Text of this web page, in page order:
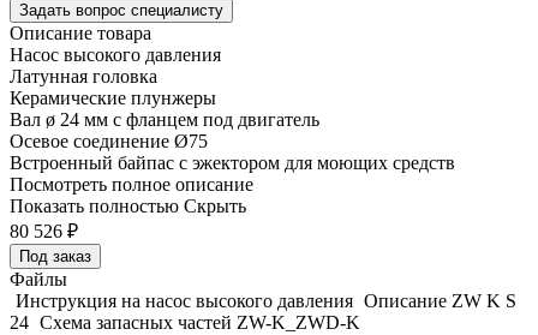
Задать вопрос специалисту
Описание товара
Насос высокого давления
Латунная головка
Керамические плунжеры
Вал ø 24 мм с фланцем под двигатель
Осевое соединение Ø75
Встроенный байпас с эжектором для моющих средств
Посмотреть полное описание
Показать полностью Скрыть
80 526 ₽
Под заказ
Файлы
Инструкция на насос высокого давления Описание ZW K S
24 Схема запасных частей ZW-K_ZWD-K